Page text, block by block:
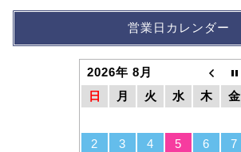
営業日カレンダー
2026年 8月
日
月 火 水 木 金
2
3 4 5 6 7